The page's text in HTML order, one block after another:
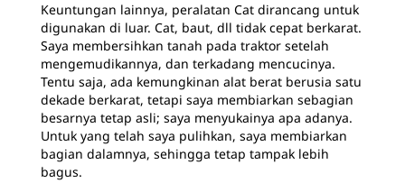
Keuntungan lainnya, peralatan Cat dirancang untuk
digunakan di luar. Cat, baut, dll tidak cepat berkarat.
Saya membersihkan tanah pada traktor setelah
mengemudikannya, dan terkadang mencucinya.
Tentu saja, ada kemungkinan alat berat berusia satu
dekade berkarat, tetapi saya membiarkan sebagian
besarnya tetap asli; saya menyukainya apa adanya.
Untuk yang telah saya pulihkan, saya membiarkan
bagian dalamnya, sehingga tetap tampak lebih
bagus.